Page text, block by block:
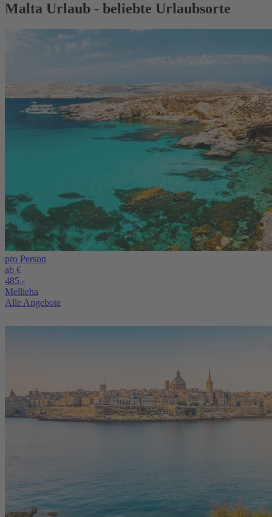
Malta Urlaub - beliebte Urlaubsorte
pro Person
ab €
485,-
Mellieha
Alle Angebote